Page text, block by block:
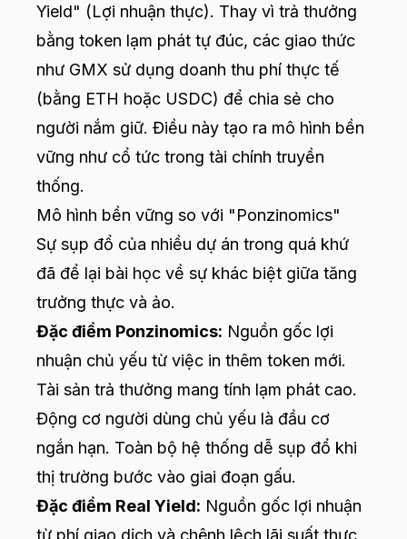
Yield" (Lợi nhuận thực). Thay vì trả thưởng
bằng token lạm phát tự đúc, các giao thức
như GMX sử dụng doanh thu phí thực tế
(bằng ETH hoặc USDC) để chia sẻ cho
người nắm giữ. Điều này tạo ra mô hình bền
vững như cổ tức trong tài chính truyền
thống.
Mô hình bền vững so với "Ponzinomics"
Sự sụp đổ của nhiều dự án trong quá khứ
đã để lại bài học về sự khác biệt giữa tăng
trưởng thực và ảo.
Đặc điểm Ponzinomics: Nguồn gốc lợi
nhuận chủ yếu từ việc in thêm token mới.
Tài sản trả thưởng mang tính lạm phát cao.
Động cơ người dùng chủ yếu là đầu cơ
ngắn hạn. Toàn bộ hệ thống dễ sụp đổ khi
thị trường bước vào giai đoạn gấu.
Đặc điểm Real Yield: Nguồn gốc lợi nhuận
từ phí giao dịch và chênh lệch lãi suất thực